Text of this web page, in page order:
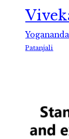
Yogananda
Patanjali